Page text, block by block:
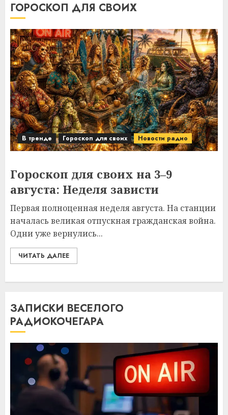
ГОРОСКОП ДЛЯ СВОИХ
В тренде Гороскоп для своих Новости радио
Гороскоп для своих на 3–9
августа: Неделя зависти
Первая полноценная неделя августа. На станции
началась великая отпускная гражданская война.
Одни уже вернулись...
ЧИТАТЬ ДАЛЕЕ
ЗАПИСКИ ВЕСЕЛОГО
РАДИОКОЧЕГАРА